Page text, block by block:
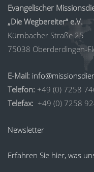
Evangelischer
„Die Wegbereiter“ e.V.
Kürnbacher Straße 25
75038 Oberderdingen-
E-Mail:
Telefon: +49 (0) 7258
Telefax: +49 (0) 7258
Newsletter
Erfahren Sie hier, was